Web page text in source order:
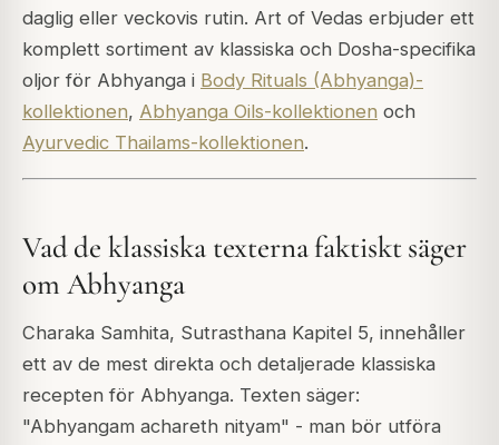
daglig eller veckovis rutin. Art of Vedas erbjuder ett
komplett sortiment av klassiska och Dosha-specifika
oljor för Abhyanga i Body Rituals (Abhyanga)-
kollektionen, Abhyanga Oils-kollektionen och
Ayurvedic Thailams-kollektionen.
Vad de klassiska texterna faktiskt säger
om Abhyanga
Charaka Samhita, Sutrasthana Kapitel 5, innehåller
ett av de mest direkta och detaljerade klassiska
recepten för Abhyanga. Texten säger:
"Abhyangam achareth nityam" - man bör utföra